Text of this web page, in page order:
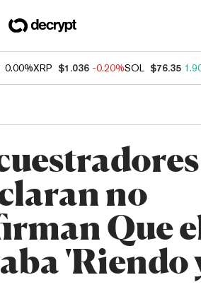
0.00%XRP $1.036 -0.20%SOL $76.35
no
Que
'Riendo